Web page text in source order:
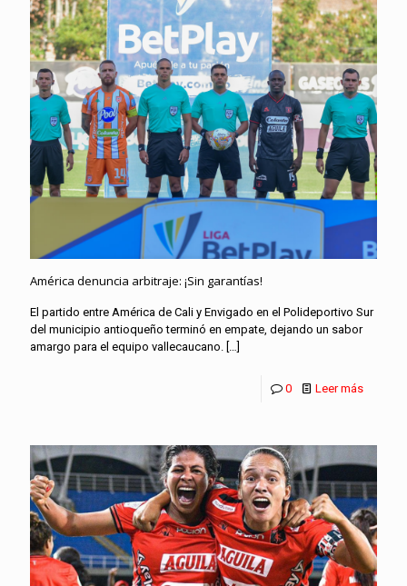
América denuncia arbitraje: ¡Sin garantías!
El partido entre América de Cali y Envigado en el Polideportivo Sur
del municipio antioqueño terminó en empate, dejando un sabor
amargo para el equipo vallecaucano. […]
0 Leer más